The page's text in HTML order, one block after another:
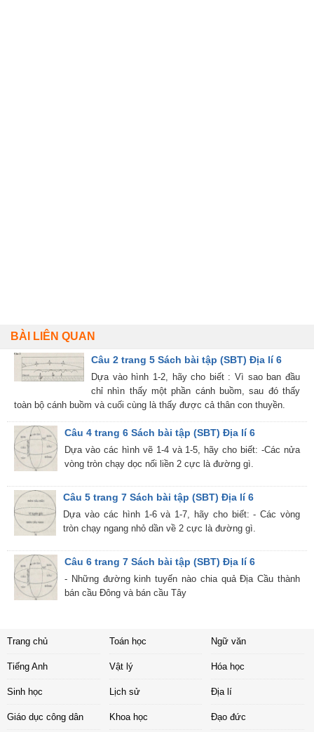
BÀI LIÊN QUAN
Câu 2 trang 5 Sách bài tập (SBT) Địa lí 6
Dựa vào hình 1-2, hãy cho biết : Vì sao ban đầu
chỉ nhìn thấy một phần cánh buồm, sau đó thấy
toàn bộ cánh buồm và cuối cùng là thấy được cả thân con thuyền.
Câu 4 trang 6 Sách bài tập (SBT) Địa lí 6
Dựa vào các hình vẽ 1-4 và 1-5, hãy cho biết: -Các nửa
vòng tròn chạy dọc nối liền 2 cực là đường gì.
Câu 5 trang 7 Sách bài tập (SBT) Địa lí 6
Dựa vào các hình 1-6 và 1-7, hãy cho biết: - Các vòng
tròn chạy ngang nhỏ dần về 2 cực là đường gì.
Câu 6 trang 7 Sách bài tập (SBT) Địa lí 6
- Những đường kinh tuyến nào chia quả Địa Cầu thành
bán cầu Đông và bán cầu Tây
Trang chủ Toán học Ngữ văn
Tiếng Anh Vật lý Hóa học
Sinh học Lịch sử Địa lí
Giáo dục công dân Khoa học Đạo đức